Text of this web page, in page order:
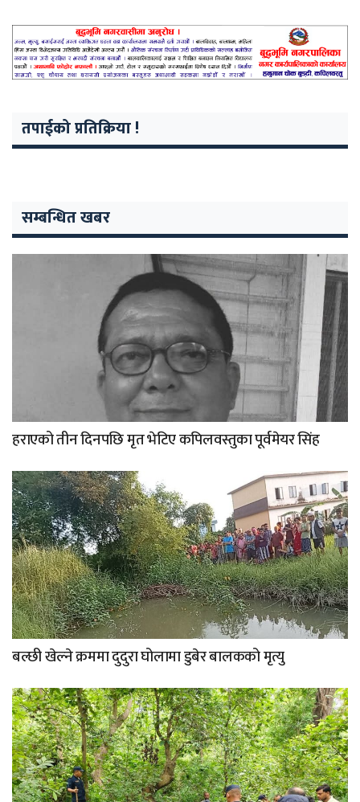
तपाईको प्रतिक्रिया !
सम्बन्धित खबर
हराएको तीन दिनपछि मृत भेटिए कपिलवस्तुका पूर्वमेयर सिंह
बल्छी खेल्ने क्रममा दुदुरा घोलामा डुबेर बालकको मृत्यु